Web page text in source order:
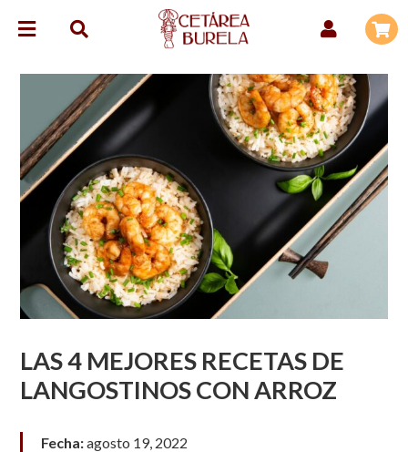
LAS 4 MEJORES RECETAS DE
LANGOSTINOS CON ARROZ
Fecha:agosto 19, 2022